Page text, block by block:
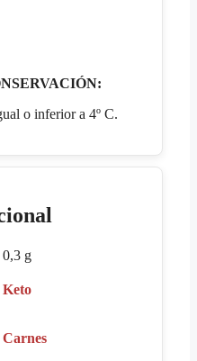
o inferior a 4º C.
0,3 g
Keto
Carnes